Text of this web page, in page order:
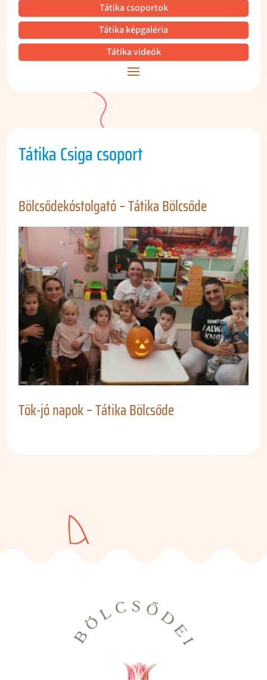
Tátika csoportok
Tátika képgaléria
Tátika videók
Tátika Csiga csoport
Bölcsődekóstolgató – Tátika Bölcsőde
Tök-jó napok – Tátika Bölcsőde